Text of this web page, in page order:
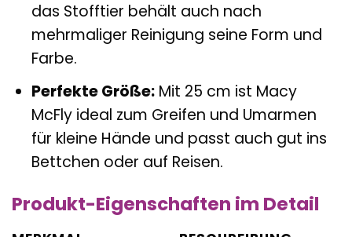
das Stofftier behält auch nach
mehrmaliger Reinigung seine Form und
Farbe.
Perfekte Größe:Mit 25 cm ist Macy
McFly ideal zum Greifen und Umarmen
für kleine Hände und passt auch gut ins
Bettchen oder auf Reisen.
Produkt-Eigenschaften im Detail